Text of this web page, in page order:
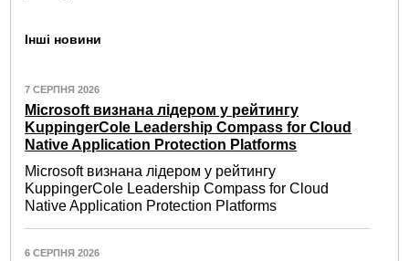
Інші новини
7 СЕРПНЯ 2026
Microsoft визнана лідером у рейтингу
KuppingerCole Leadership Compass for Cloud
Native Application Protection Platforms
Microsoft визнана лідером у рейтингу
KuppingerCole Leadership Compass for Cloud
Native Application Protection Platforms
6 СЕРПНЯ 2026